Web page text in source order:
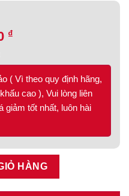
₫
( Vì theo quy định hãng,
cao ), Vui lòng liên
giảm tốt nhất, luôn hài
Series 8 số lượng
HÀNG